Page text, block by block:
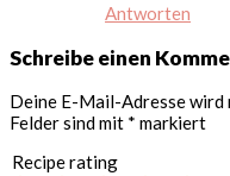
Antworten
Schreibe einen
Deine E-Mail-Adresse
Felder sind mit * markiert
Recipe rating